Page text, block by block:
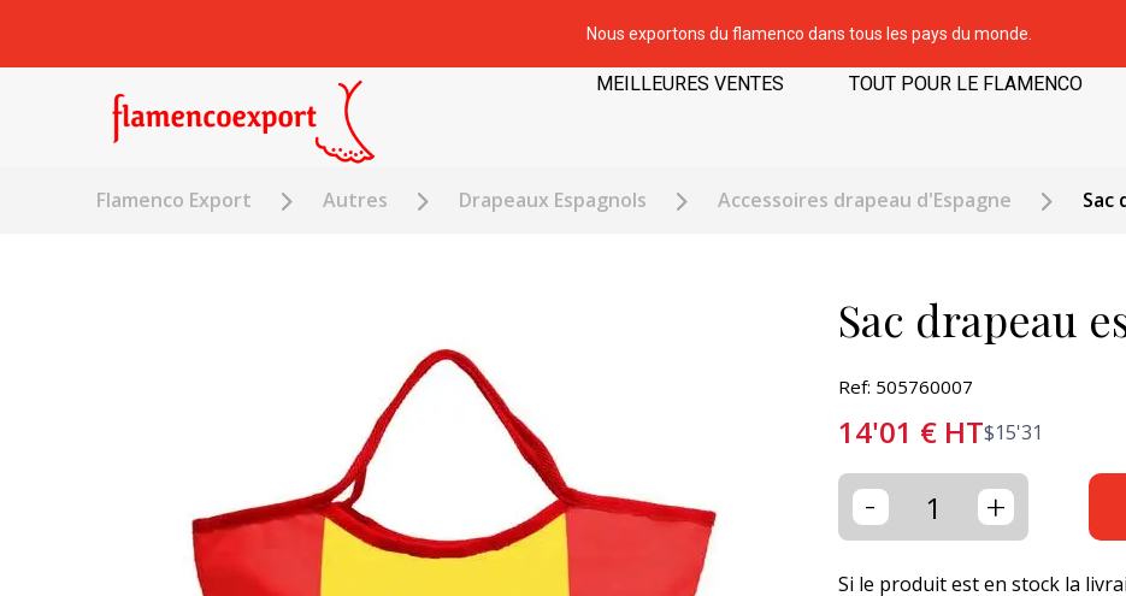
Nous exportons du flamenco dans tous les pays du monde.
MEILLEURES VENTES TOUT POUR LE FLAMENCO
Flamenco Export Autres Drapeaux Espagnols Accessoires drapeau d'Espagne Sac
Sac drapeau
Ref: 505760007
14'01 € HT$15'31
- +
Si le produit est en stock la